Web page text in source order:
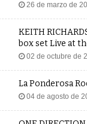
26 de marzo de
KEITH
box set Live at
02 de octubre de
La Ponderosa
04 de agosto de